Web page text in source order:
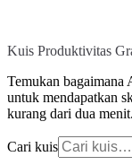
Kuis Produktivitas
Temukan bagaimana
untuk mendapatkan
kurang dari dua
Cari kuis